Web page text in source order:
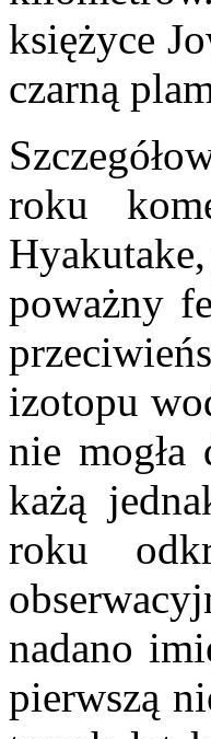
księżyce
czarną
roku
poważny
izotopu
nie mogła
każą
roku
nadano
pierwszą